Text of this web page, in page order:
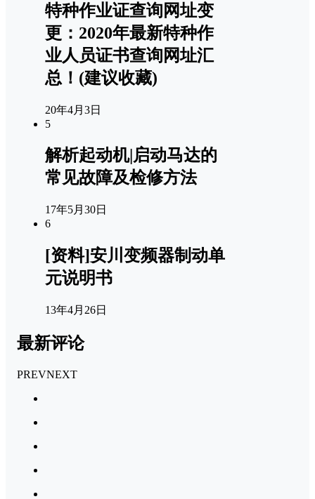
特种作业证查询网址变
更：2020年最新特种作
业人员证书查询网址汇
总！(建议收藏)
20年4月3日
5
解析起动机|启动马达的
常见故障及检修方法
17年5月30日
6
[资料]安川变频器制动单
元说明书
13年4月26日
最新评论
PREVNEXT